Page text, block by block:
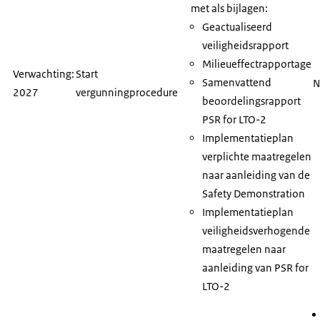
Verwachting:
2027
Start
vergunningprocedure
met als bijlagen:
Geactualiseerd
veiligheidsrapport
Milieueffectrapportage
Samenvattend
beoordelingsrapport
PSR for LTO-2
Implementatieplan
verplichte maatregelen
naar aanleiding van de
Safety Demonstration
Implementatieplan
veiligheidsverhogende
maatregelen naar
aanleiding van PSR for
LTO-2